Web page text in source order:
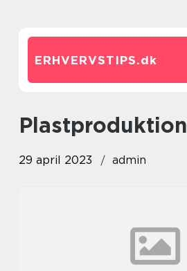
ERHVERVSTIPS.dk
plastproduktion
29 april 2023 admin